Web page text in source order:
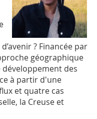
? Financée par
géographique
des
à partir d'une
et quatre cas
la Creuse et